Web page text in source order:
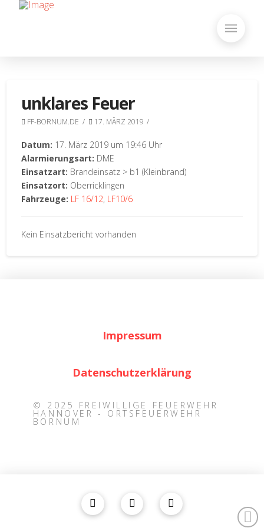
unklares Feuer
FF-BORNUM.DE 17. MÄRZ 2019
Datum: 17. März 2019 um 19:46 Uhr
Alarmierungsart: DME
Einsatzart: Brandeinsatz > b1 (Kleinbrand)
Einsatzort: Oberricklingen
Fahrzeuge: LF 16/12, LF10/6
Kein Einsatzbericht vorhanden
Impressum
Datenschutzerklärung
© 2025 FREIWILLIGE FEUERWEHR
HANNOVER - ORTSFEUERWEHR
BORNUM